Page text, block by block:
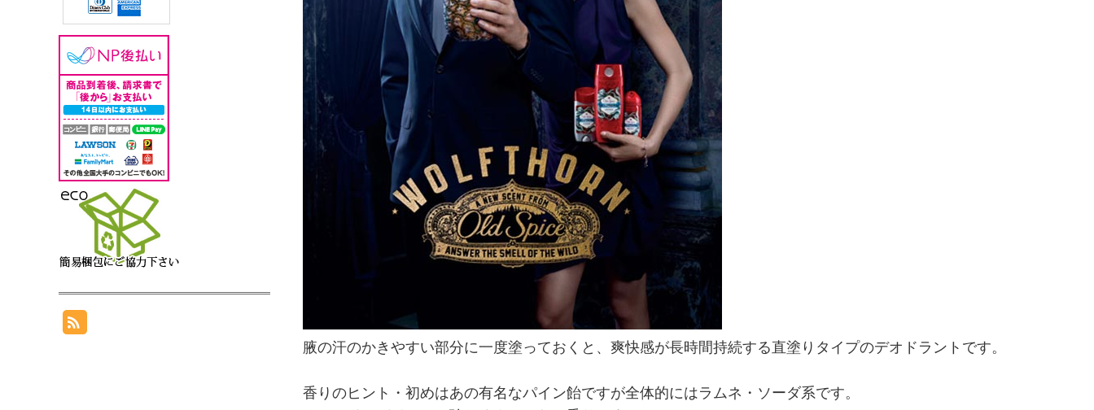
腋の汗のかきやすい部分に一度塗っておくと、爽快感が長時間持続する直塗りタイプのデオドラントです。
香りのヒント・初めはあの有名なパイン飴ですが全体的にはラムネ・ソーダ系です。